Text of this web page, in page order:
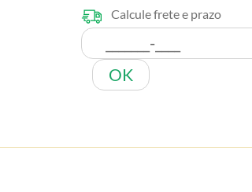
Calcule frete e prazo
OK